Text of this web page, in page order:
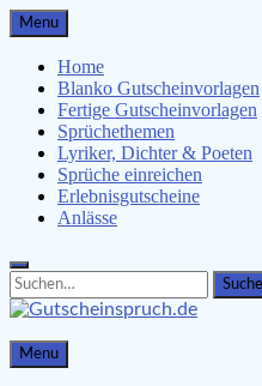
Skip
to
content
Menu
Home
Blanko Gutscheinvorlagen
Fertige Gutscheinvorlagen
Sprüchethemen
Lyriker, Dichter & Poeten
Sprüche einreichen
Erlebnisgutscheine
Anlässe
Search
for:
Search
Gutscheinspruch.de
Gutscheinsprüche &
Menu